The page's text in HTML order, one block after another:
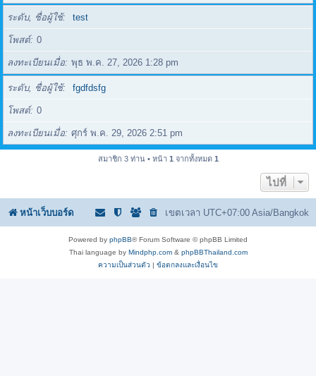
ระดับ, ชื่อผู้ใช้ test
โพสต์ 0
ลงทะเบียนเมื่อ พุธ พ.ค. 27, 2026 1:28 pm
ระดับ, ชื่อผู้ใช้ fgdfdsfg
โพสต์ 0
ลงทะเบียนเมื่อ ศุกร์ พ.ค. 29, 2026 2:51 pm
สมาชิก 3 ท่าน • หน้า 1 จากทั้งหมด 1
ไปที่
หน้าเว็บบอร์ด เขตเวลา UTC+07:00 Asia/Bangkok
Powered by phpBB® Forum Software © phpBB Limited
Thai language by Mindphp.com& phpBBThailand.com
ความเป็นส่วนตัว | ข้อตกลงและเงื่อนไข